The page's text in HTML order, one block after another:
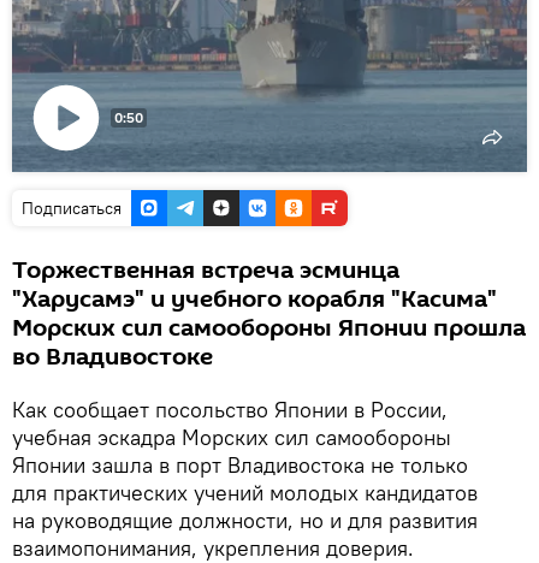
Воспроизвести
0:50
Подписаться
Торжественная встреча эсминца
"Харусамэ" и учебного корабля "Касима"
Морских сил самообороны Японии прошла
во Владивостоке
Как сообщает посольство Японии в России,
учебная эскадра Морских сил самообороны
Японии зашла в порт Владивостока не только
для практических учений молодых кандидатов
на руководящие должности, но и для развития
взаимопонимания, укрепления доверия.